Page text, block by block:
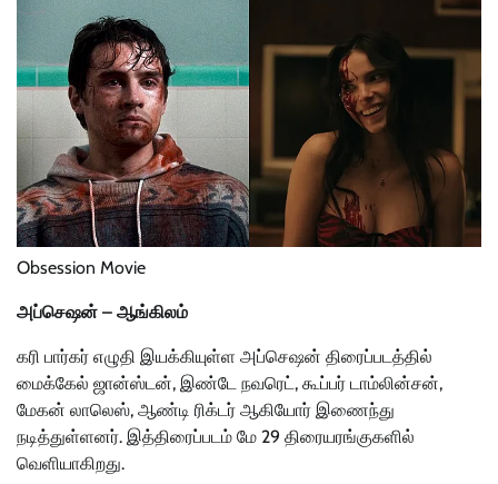
Obsession Movie
அப்செஷன் – ஆங்கிலம்
கரி பார்கர் எழுதி இயக்கியுள்ள அப்செஷன் திரைப்படத்தில்
மைக்கேல் ஜான்ஸ்டன், இண்டே நவரெட், கூப்பர் டாம்லின்சன்,
மேகன் லாலெஸ், ஆண்டி ரிக்டர் ஆகியோர் இணைந்து
நடித்துள்ளனர். இத்திரைப்படம் மே 29 திரையரங்குகளில்
வெளியாகிறது.